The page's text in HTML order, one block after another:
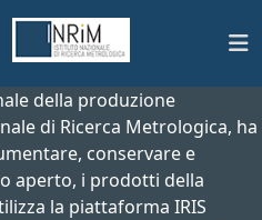
della produzione
di Ricerca Metrologica, ha
conservare e
aperto, i prodotti della
la piattaforma IRIS